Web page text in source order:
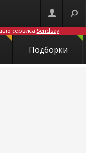
сервиса Sendsay
Подборки